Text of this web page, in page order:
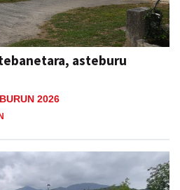
asteburu
2026